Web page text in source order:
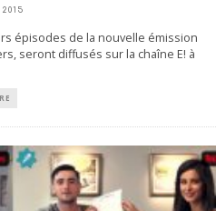
épisodes de la nouvelle émission
seront diffusés sur la chaîne E! à